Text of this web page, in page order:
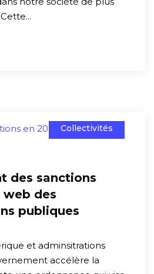
Collectivités
des sanctions
web des
publiques
et adminsitrations
accélère la